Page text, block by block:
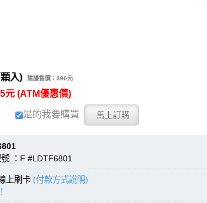
入) 建議售價： 390元
元 (ATM優惠價)
是的我要購買
：F #LDTF6801
上刷卡 (付款方式說明)